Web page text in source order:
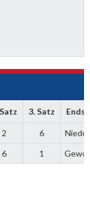
3. Satz
2 6
6 1